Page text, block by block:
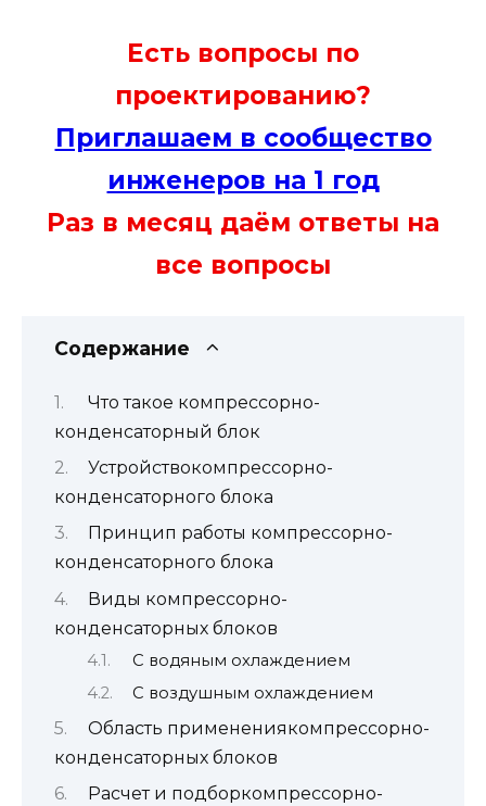
Есть вопросы по
проектированию?
Приглашаем в сообщество
инженеров на 1 год
Раз в месяц даём ответы на
все вопросы
Содержание
Что такое компрессорно-
конденсаторный блок
Устройствокомпрессорно-
конденсаторного блока
Принцип работы компрессорно-
конденсаторного блока
Виды компрессорно-
конденсаторных блоков
С водяным охлаждением
С воздушным охлаждением
Область применениякомпрессорно-
конденсаторных блоков
Расчет и подборкомпрессорно-